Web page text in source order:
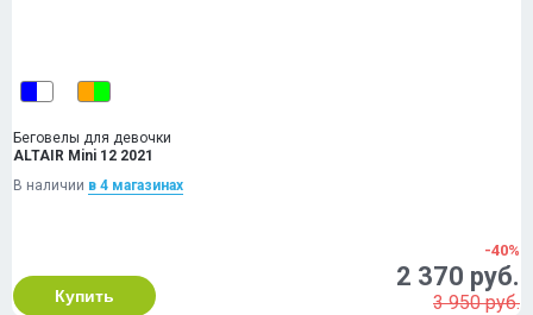
Беговелы для девочки
ALTAIR Mini 12 2021
В наличии в 4 магазинах
Купить
-40%
2 370 руб.
3 950 руб.